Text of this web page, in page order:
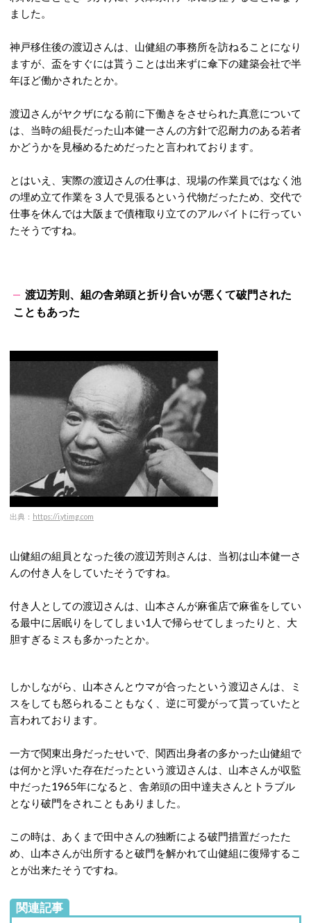
ました。
神戸移住後の渡辺さんは、山健組の事務所を訪ねることになり
ますが、盃をすぐには貰うことは出来ずに傘下の建築会社で半
年ほど働かされたとか。
渡辺さんがヤクザになる前に下働きをさせられた真意について
は、当時の組長だった山本健一さんの方針で忍耐力のある若者
かどうかを見極めるためだったと言われております。
とはいえ、実際の渡辺さんの仕事は、現場の作業員ではなく池
の埋め立て作業を３人で見張るという代物だったため、交代で
仕事を休んでは大阪まで債権取り立てのアルバイトに行ってい
たそうですね。
渡辺芳則、組の舎弟頭と折り合いが悪くて破門された
こともあった
出典： https://i.ytimg.com
山健組の組員となった後の渡辺芳則さんは、当初は山本健一さ
んの付き人をしていたそうですね。
付き人としての渡辺さんは、山本さんが麻雀店で麻雀をしてい
る最中に居眠りをしてしまい1人で帰らせてしまったりと、大
胆すぎるミスも多かったとか。
しかしながら、山本さんとウマが合ったという渡辺さんは、ミ
スをしても怒られることもなく、逆に可愛がって貰っていたと
言われております。
一方で関東出身だったせいで、関西出身者の多かった山健組で
は何かと浮いた存在だったという渡辺さんは、山本さんが収監
中だった1965年になると、舎弟頭の田中達夫さんとトラブル
となり破門をされこともありました。
この時は、あくまで田中さんの独断による破門措置だったた
め、山本さんが出所すると破門を解かれて山健組に復帰するこ
とが出来たそうですね。
関連記事